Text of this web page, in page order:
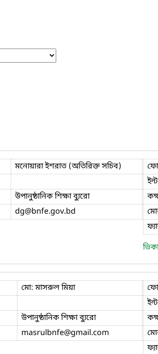
মনোয়ারা ইশরাত (অতিরিক্ত সচিব)
উপানুষ্ঠানিক শিক্ষা ব্যুরো
dg@bnfe.gov.bd
মো: মাসরুল মিয়া
উপানুষ্ঠানিক শিক্ষা ব্যুরো
masrulbnfe@gmail.com